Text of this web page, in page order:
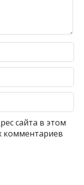
сайта в этом
комментариев